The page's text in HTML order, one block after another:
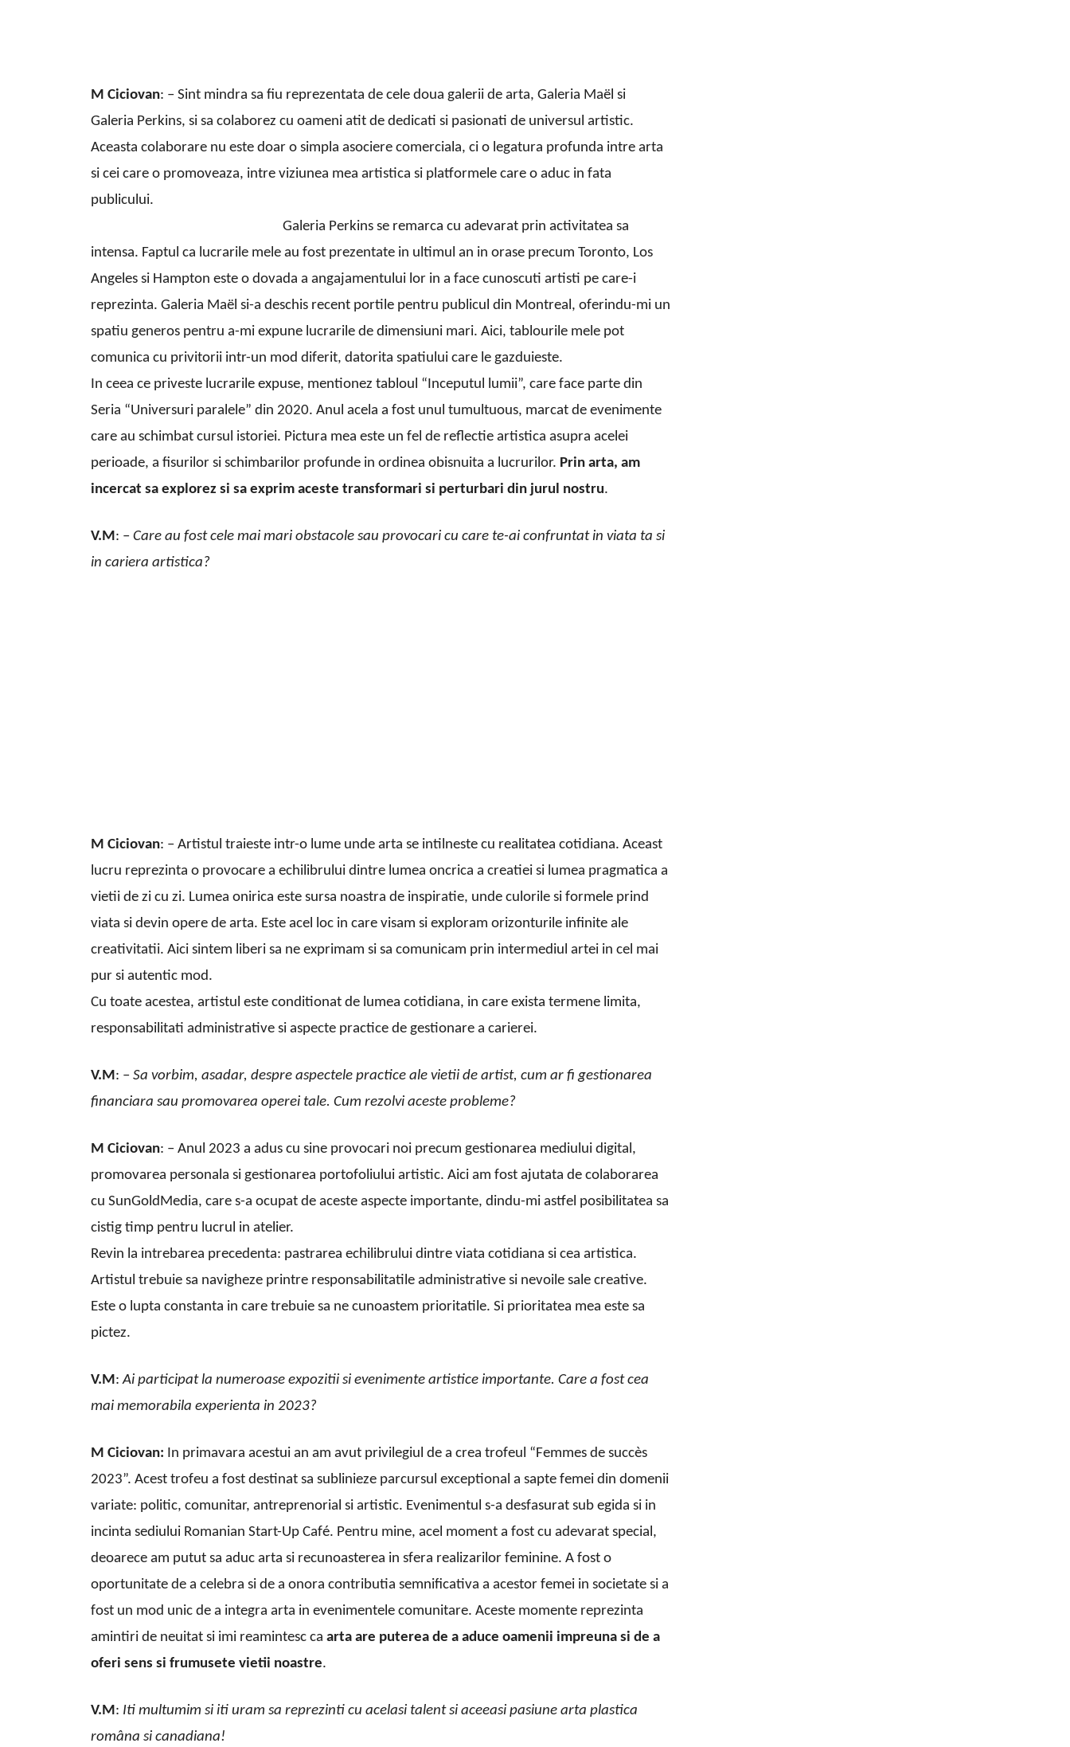
M Ciciovan: – Sint mindra sa fiu reprezentata de cele doua galerii de arta, Galeria Maël si
Galeria Perkins, si sa colaborez cu oameni atit de dedicati si pasionati de universul artistic.
Aceasta colaborare nu este doar o simpla asociere comerciala, ci o legatura profunda intre arta
si cei care o promoveaza, intre viziunea mea artistica si platformele care o aduc in fata
publicului.
Galeria Perkins se remarca cu adevarat prin activitatea sa
intensa. Faptul ca lucrarile mele au fost prezentate in ultimul an in orase precum Toronto, Los
Angeles si Hampton este o dovada a angajamentului lor in a face cunoscuti artisti pe care-i
reprezinta. Galeria Maël si-a deschis recent portile pentru publicul din Montreal, oferindu-mi un
spatiu generos pentru a-mi expune lucrarile de dimensiuni mari. Aici, tablourile mele pot
comunica cu privitorii intr-un mod diferit, datorita spatiului care le gazduieste.
In ceea ce priveste lucrarile expuse, mentionez tabloul “Inceputul lumii”, care face parte din
Seria “Universuri paralele” din 2020. Anul acela a fost unul tumultuous, marcat de evenimente
care au schimbat cursul istoriei. Pictura mea este un fel de reflectie artistica asupra acelei
perioade, a fisurilor si schimbarilor profunde in ordinea obisnuita a lucrurilor. Prin arta, am
incercat sa explorez si sa exprim aceste transformari si perturbari din jurul nostru.
V.M: – Care au fost cele mai mari obstacole sau provocari cu care te-ai confruntat in viata ta si
in cariera artistica?
M Ciciovan: – Artistul traieste intr-o lume unde arta se intilneste cu realitatea cotidiana. Aceast
lucru reprezinta o provocare a echilibrului dintre lumea oncrica a creatiei si lumea pragmatica a
vietii de zi cu zi. Lumea onirica este sursa noastra de inspiratie, unde culorile si formele prind
viata si devin opere de arta. Este acel loc in care visam si exploram orizonturile infinite ale
creativitatii. Aici sintem liberi sa ne exprimam si sa comunicam prin intermediul artei in cel mai
pur si autentic mod.
Cu toate acestea, artistul este conditionat de lumea cotidiana, in care exista termene limita,
responsabilitati administrative si aspecte practice de gestionare a carierei.
V.M: – Sa vorbim, asadar, despre aspectele practice ale vietii de artist, cum ar fi gestionarea
financiara sau promovarea operei tale. Cum rezolvi aceste probleme?
M Ciciovan: – Anul 2023 a adus cu sine provocari noi precum gestionarea mediului digital,
promovarea personala si gestionarea portofoliului artistic. Aici am fost ajutata de colaborarea
cu SunGoldMedia, care s-a ocupat de aceste aspecte importante, dindu-mi astfel posibilitatea sa
cistig timp pentru lucrul in atelier.
Revin la intrebarea precedenta: pastrarea echilibrului dintre viata cotidiana si cea artistica.
Artistul trebuie sa navigheze printre responsabilitatile administrative si nevoile sale creative.
Este o lupta constanta in care trebuie sa ne cunoastem prioritatile. Si prioritatea mea este sa
pictez.
V.M:Ai participat la numeroase expozitii si evenimente artistice importante. Care a fost cea
mai memorabila experienta in 2023?
M Ciciovan: In primavara acestui an am avut privilegiul de a crea trofeul “Femmes de succès
2023”. Acest trofeu a fost destinat sa sublinieze parcursul exceptional a sapte femei din domenii
variate: politic, comunitar, antreprenorial si artistic. Evenimentul s-a desfasurat sub egida si in
incinta sediului Romanian Start-Up Café. Pentru mine, acel moment a fost cu adevarat special,
deoarece am putut sa aduc arta si recunoasterea in sfera realizarilor feminine. A fost o
oportunitate de a celebra si de a onora contributia semnificativa a acestor femei in societate si a
fost un mod unic de a integra arta in evenimentele comunitare. Aceste momente reprezinta
amintiri de neuitat si imi reamintesc ca arta are puterea de a aduce oamenii impreuna si de a
oferi sens si frumusete vietii noastre.
V.M: Iti multumim si iti uram sa reprezinti cu acelasi talent si aceeasi pasiune arta plastica
româna si canadiana!